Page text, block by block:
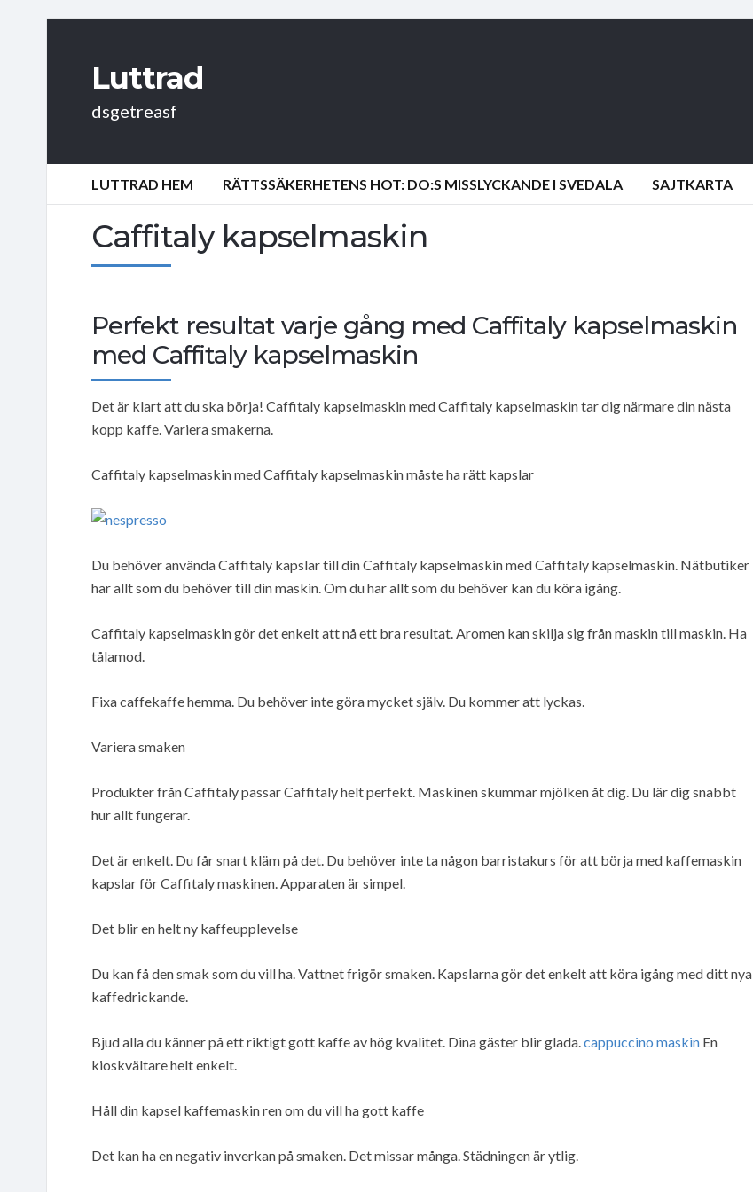
Luttrad
dsgetreasf
LUTTRAD HEM RÄTTSSÄKERHETENS HOT: DO:S MISSLYCKANDE I SVEDALA SAJTKARTA
Caffitaly kapselmaskin
Perfekt resultat varje gång med Caffitaly kapselmaskin
med Caffitaly kapselmaskin
Det är klart att du ska börja! Caffitaly kapselmaskin med Caffitaly kapselmaskin tar dig närmare din nästa
kopp kaffe. Variera smakerna.
Caffitaly kapselmaskin med Caffitaly kapselmaskin måste ha rätt kapslar
Du behöver använda Caffitaly kapslar till din Caffitaly kapselmaskin med Caffitaly kapselmaskin. Nätbutiker
har allt som du behöver till din maskin. Om du har allt som du behöver kan du köra igång.
Caffitaly kapselmaskin gör det enkelt att nå ett bra resultat. Aromen kan skilja sig från maskin till maskin. Ha
tålamod.
Fixa caffekaffe hemma. Du behöver inte göra mycket själv. Du kommer att lyckas.
Variera smaken
Produkter från Caffitaly passar Caffitaly helt perfekt. Maskinen skummar mjölken åt dig. Du lär dig snabbt
hur allt fungerar.
Det är enkelt. Du får snart kläm på det. Du behöver inte ta någon barristakurs för att börja med kaffemaskin
kapslar för Caffitaly maskinen. Apparaten är simpel.
Det blir en helt ny kaffeupplevelse
Du kan få den smak som du vill ha. Vattnet frigör smaken. Kapslarna gör det enkelt att köra igång med ditt nya
kaffedrickande.
Bjud alla du känner på ett riktigt gott kaffe av hög kvalitet. Dina gäster blir glada.cappuccino maskin En
kioskvältare helt enkelt.
Håll din kapsel kaffemaskin ren om du vill ha gott kaffe
Det kan ha en negativ inverkan på smaken. Det missar många. Städningen är ytlig.